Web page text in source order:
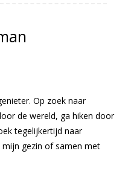
Op zoek naar
de wereld, ga hiken door
tegelijkertijd naar
mijn gezin of samen met